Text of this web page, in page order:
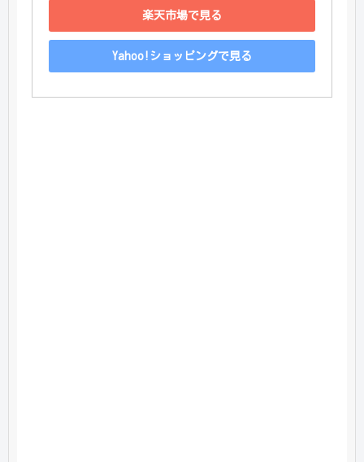
楽天市場で見る
Yahoo!ショッピングで見る